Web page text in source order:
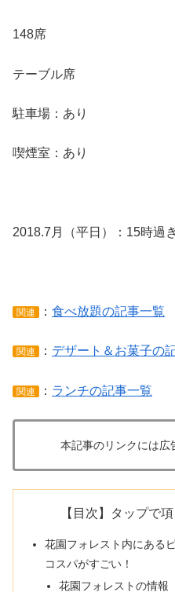
148席
テーブル席
駐車場：あり
喫煙室：あり
2018.7月（平日）：15時過
関連 ： 食べ放題の記事一覧
関連 ： デザート＆お菓子の
関連 ： ランチの記事一覧
本記事のリンクには広
【目次】タップで
花園フォレスト内にある
コスパがすごい！
花園フォレストの情報